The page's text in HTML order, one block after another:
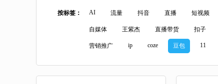
按标签： AI 流量 抖音 直播 短视频
自媒体 王紫杰 直播带货 扣子
营销推广 ip coze 豆包 11